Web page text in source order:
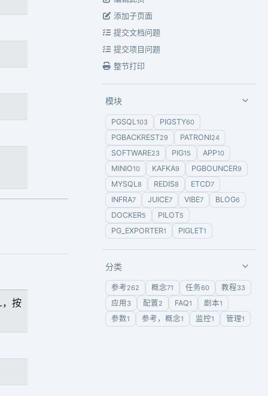
按
添加子页面
提交文档问题
提交项目问题
整节打印
模块
PGSQL103 PIGSTY60
PGBACKREST29 PATRONI24
SOFTWARE23 PIG15 APP10
MINIO10 KAFKA9 PGBOUNCER9
MYSQL8 REDIS8 ETCD7
INFRA7 JUICE7 VIBE7 BLOG6
DOCKER5 PILOT5
PG_EXPORTER1 PIGLET1
分类
参考262 概念71 任务60 教程33
应用 3 配置2 FAQ1 剧本1
参数1 参考，概念1 监控1 管理1